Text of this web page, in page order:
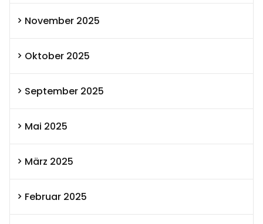
November 2025
Oktober 2025
September 2025
Mai 2025
März 2025
Februar 2025